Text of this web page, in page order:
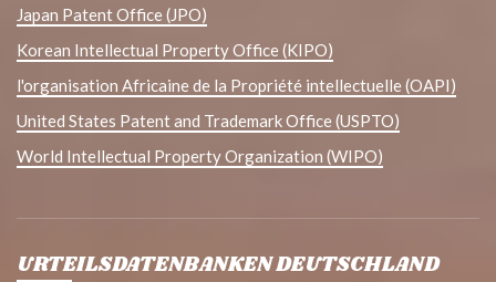
Japan Patent Office (JPO)
Korean Intellectual Property Office (KIPO)
l'organisation Africaine de la Propriété intellectuelle (OAPI)
United States Patent and Trademark Office (USPTO)
World Intellectual Property Organization (WIPO)
URTEILSDATENBANKEN DEUTSCHLAND